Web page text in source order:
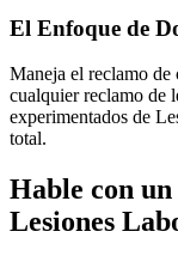
El Enfoque de
Maneja el reclamo de
cualquier reclamo de
experimentados de
total.
Hable con un
Lesiones